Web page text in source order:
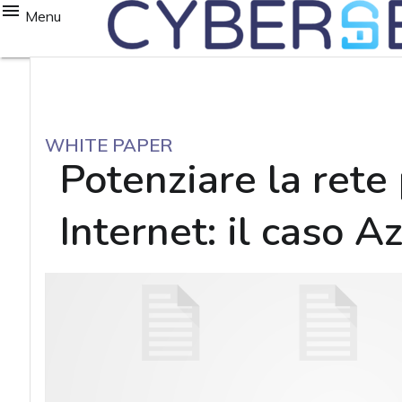
Menu
WHITE PAPER
Potenziare la
Internet: il caso